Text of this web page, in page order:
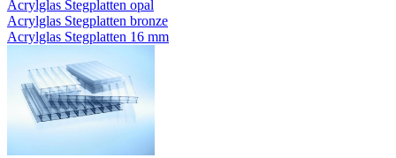
Acrylglas Stegplatten opal
Acrylglas Stegplatten bronze
Acrylglas Stegplatten 16 mm